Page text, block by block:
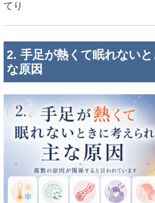
てり
2. 手足が熱くて眠れない
な原因